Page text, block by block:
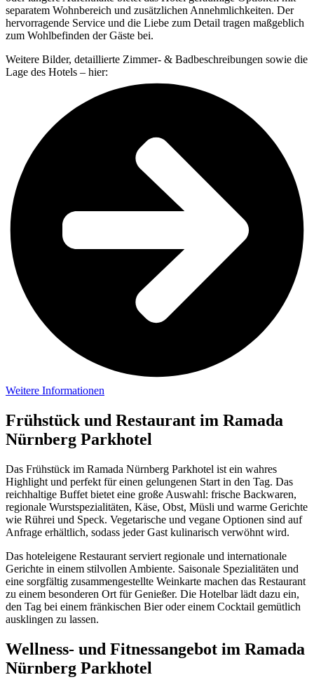
separatem Wohnbereich und zusätzlichen Annehmlichkeiten. Der
hervorragende Service und die Liebe zum Detail tragen maßgeblich
zum Wohlbefinden der Gäste bei.
Weitere Bilder, detaillierte Zimmer- & Badbeschreibungen sowie die
Lage des Hotels – hier:
Weitere Informationen
Frühstück und Restaurant im Ramada
Nürnberg Parkhotel
Das Frühstück im Ramada Nürnberg Parkhotel ist ein wahres
Highlight und perfekt für einen gelungenen Start in den Tag. Das
reichhaltige Buffet bietet eine große Auswahl: frische Backwaren,
regionale Wurstspezialitäten, Käse, Obst, Müsli und warme Gerichte
wie Rührei und Speck. Vegetarische und vegane Optionen sind auf
Anfrage erhältlich, sodass jeder Gast kulinarisch verwöhnt wird.
Das hoteleigene Restaurant serviert regionale und internationale
Gerichte in einem stilvollen Ambiente. Saisonale Spezialitäten und
eine sorgfältig zusammengestellte Weinkarte machen das Restaurant
zu einem besonderen Ort für Genießer. Die Hotelbar lädt dazu ein,
den Tag bei einem fränkischen Bier oder einem Cocktail gemütlich
ausklingen zu lassen.
Wellness- und Fitnessangebot im Ramada
Nürnberg Parkhotel